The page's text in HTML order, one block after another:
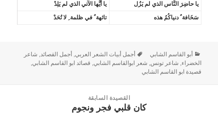
يا حاضِرَ النَّاس الذي لم يَزُل
يا أيُّها الآتي الذي لم يَلِدْ
سَخَافة ٌ دنياكُمُ هذه
تائهة ٌ في ظلمة ِ لا تُحَدْ
أبو القاسم الشابي أجمل أبيات الشعر العربي, أجمل القصائد, شاعر
الخضراء, شاعر تونس, شعر ابوالقاسم الشابي, قصائد ابو القاسم الشابي,
قصيدة ابو القاسم الشابي
القصيدة السابقة
كان قلبي فجر ونجوم